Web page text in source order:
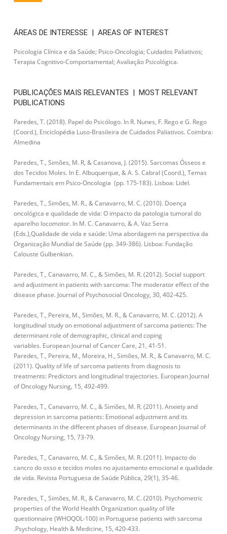
ÁREAS DE INTERESSE | AREAS OF INTEREST
Psicologia Clínica e da Saúde; Psico-Oncologia; Cuidados Paliativos;
Terapia Cognitivo-Comportamental; Avaliação Psicológica.
PUBLICAÇÕES MAIS RELEVANTES | MOST RELEVANT
PUBLICATIONS
Paredes, T. (2018). Papel do Psicólogo. In R. Nunes, F. Rego e G. Rego
(Coord.), Enciclopédia Luso-Brasileira de Cuidados Paliativos. Coimbra:
Almedina
Paredes, T., Simões, M. R, & Casanova, J. (2015). Sarcomas Ósseos e
dos Tecidos Moles. In E. Albuquerque, & A. S. Cabral (Coord.), Temas
Fundamentais em Psico-Oncologia (pp. 175-183). Lisboa: Lidel.
Paredes, T., Simões, M. R., & Canavarro, M. C. (2010). Doença
oncológica e qualidade de vida: O impacto da patologia tumoral do
aparelho locomotor. In M. C. Canavarro, & A. Vaz Serra
(Eds.),Qualidade de vida e saúde: Uma abordagem na perspectiva da
Organização Mundial de Saúde (pp. 349-386). Lisboa: Fundação
Calouste Gulbenkian.
Paredes, T., Canavarro, M. C., & Simões, M. R. (2012). Social support
and adjustment in patients with sarcoma: The moderator effect of the
disease phase. Journal of Psychosocial Oncology, 30, 402-425.
Paredes, T., Pereira, M., Simões, M. R., & Canavarro, M. C. (2012). A
longitudinal study on emotional adjustment of sarcoma patients: The
determinant role of demographic, clinical and coping
variables. European Journal of Cancer Care, 21, 41-51.
Paredes, T., Pereira, M., Moreira, H., Simões, M. R., & Canavarro, M. C.
(2011). Quality of life of sarcoma patients from diagnosis to
treatments: Predictors and longitudinal trajectories. European Journal
of Oncology Nursing, 15, 492-499.
Paredes, T., Canavarro, M. C., & Simões, M. R. (2011). Anxiety and
depression in sarcoma patients: Emotional adjustment and its
determinants in the different phases of disease. European Journal of
Oncology Nursing, 15, 73-79.
Paredes, T., Canavarro, M. C., & Simões, M. R. (2011). Impacto do
cancro do osso e tecidos moles no ajustamento emocional e qualidade
de vida. Revista Portuguesa de Saúde Pública, 29(1), 35-46.
Paredes, T., Simões, M. R., & Canavarro, M. C. (2010). Psychometric
properties of the World Health Organization quality of life
questionnaire (WHOQOL-100) in Portuguese patients with sarcoma
.Psychology, Health & Medicine, 15, 420-433.